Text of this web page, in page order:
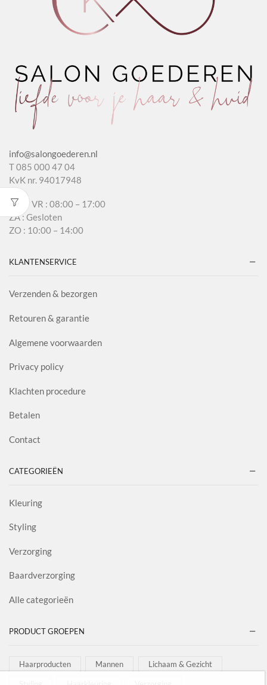
info@salongoederen.nl
T 085 000 47 04
KvK nr. 94017948
MA – VR : 08:00 – 17:00
ZA : Gesloten
ZO : 10:00 – 14:00
KLANTENSERVICE
Verzenden & bezorgen
Retouren & garantie
Algemene voorwaarden
Privacy policy
Klachten procedure
Betalen
Contact
CATEGORIEËN
Kleuring
Styling
Verzorging
Baardverzorging
Alle categorieën
PRODUCT GROEPEN
Haarproducten Mannen Lichaam & Gezicht